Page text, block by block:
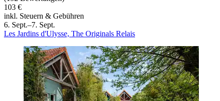
103 €
inkl. Steuern & Gebühren
6. Sept.–7. Sept.
Les Jardins d'Ulysse, The Originals Relais